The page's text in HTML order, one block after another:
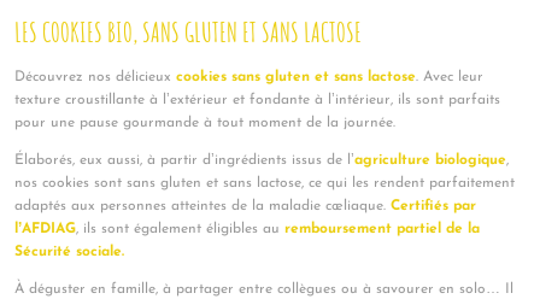
LES COOKIES BIO, SANS GLUTEN ET SANS LACTOSE
Découvrez nos délicieux cookies sans gluten et sans lactose. Avec leur
texture croustillante à l’extérieur et fondante à l’intérieur, ils sont parfaits
pour une pause gourmande à tout moment de la journée.
Élaborés, eux aussi, à partir d’ingrédients issus de l’agriculture biologique,
nos cookies sont sans gluten et sans lactose, ce qui les rendent parfaitement
adaptés aux personnes atteintes de la maladie cœliaque. Certifiés par
l’AFDIAG, ils sont également éligibles au remboursement partiel de la
Sécurité sociale.
À déguster en famille, à partager entre collègues ou à savourer en solo… Il